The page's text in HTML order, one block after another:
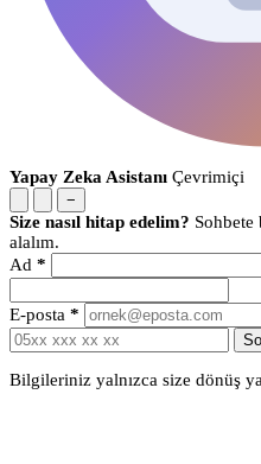
Yapay Zeka Asistanı Çevrimiçi
−
Size nasıl hitap edelim?
alalım.
Ad *
E-posta *
Bilgileriniz yalnızca size dönüş